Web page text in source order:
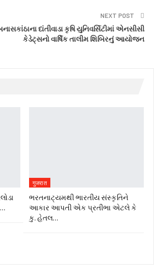
NEXT POST
દાંતીવાડા કૃષિ યુનિવર્સિટીમાં એનસીસી
કેડેટ્સનો વાર્ષિક તાલીમ શિબિરનું આયોજન
गुजरात
ભરતનાટ્યમથી ભારતીય સંસ્કૃતિને
આકાર આપતી એક પ્રતીભા એટલે કે‌
કુ. હેતલ…